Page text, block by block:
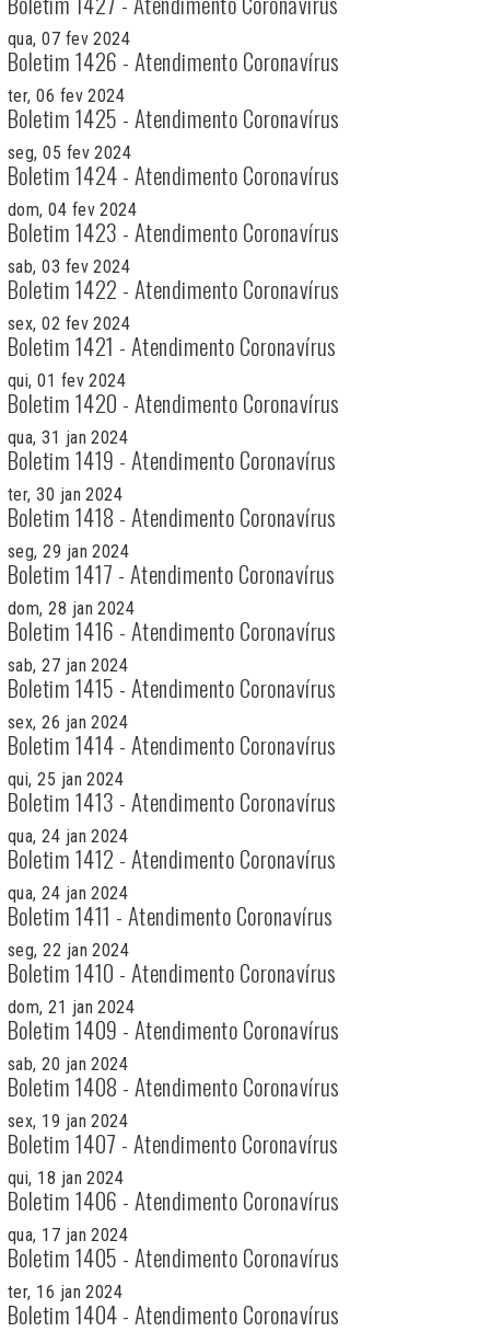
qua, 07 fev 2024
Boletim 1426 - Atendimento Coronavírus
ter, 06 fev 2024
Boletim 1425 - Atendimento Coronavírus
seg, 05 fev 2024
Boletim 1424 - Atendimento Coronavírus
dom, 04 fev 2024
Boletim 1423 - Atendimento Coronavírus
sab, 03 fev 2024
Boletim 1422 - Atendimento Coronavírus
sex, 02 fev 2024
Boletim 1421 - Atendimento Coronavírus
qui, 01 fev 2024
Boletim 1420 - Atendimento Coronavírus
qua, 31 jan 2024
Boletim 1419 - Atendimento Coronavírus
ter, 30 jan 2024
Boletim 1418 - Atendimento Coronavírus
seg, 29 jan 2024
Boletim 1417 - Atendimento Coronavírus
dom, 28 jan 2024
Boletim 1416 - Atendimento Coronavírus
sab, 27 jan 2024
Boletim 1415 - Atendimento Coronavírus
sex, 26 jan 2024
Boletim 1414 - Atendimento Coronavírus
qui, 25 jan 2024
Boletim 1413 - Atendimento Coronavírus
qua, 24 jan 2024
Boletim 1412 - Atendimento Coronavírus
qua, 24 jan 2024
Boletim 1411 - Atendimento Coronavírus
seg, 22 jan 2024
Boletim 1410 - Atendimento Coronavírus
dom, 21 jan 2024
Boletim 1409 - Atendimento Coronavírus
sab, 20 jan 2024
Boletim 1408 - Atendimento Coronavírus
sex, 19 jan 2024
Boletim 1407 - Atendimento Coronavírus
qui, 18 jan 2024
Boletim 1406 - Atendimento Coronavírus
qua, 17 jan 2024
Boletim 1405 - Atendimento Coronavírus
ter, 16 jan 2024
Boletim 1404 - Atendimento Coronavírus